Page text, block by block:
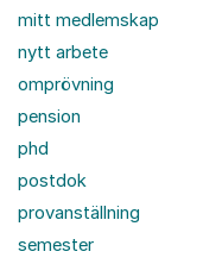
mitt medlemskap
nytt arbete
omprövning
pension
phd
postdok
provanställning
semester